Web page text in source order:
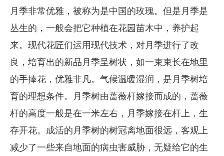
月季非常优雅，被称为是中国的玫瑰。但是月季是
丛生的，一般会把它种植在花园苗木中，养护起
来。现代花匠们运用现代技术，对月季进行了改
良，培育出的新品月季呈树状，如一束束长在地里
的手捧花，优雅非凡。气候温暖湿润，是月季树培
育的理想条件。月季树由蔷薇杆嫁接而成的，蔷薇
杆的高度一般是在一米左右，月季嫁接在杆上，生
存开花。成活的月季树的树冠离地面很远，客观上
减少了一些来自地面的病虫害威胁，无疑给它的生